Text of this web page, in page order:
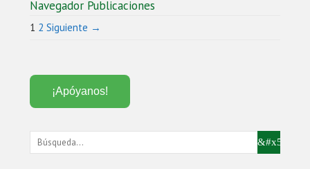
Navegador Publicaciones
1 2 Siguiente →
¡Apóyanos!